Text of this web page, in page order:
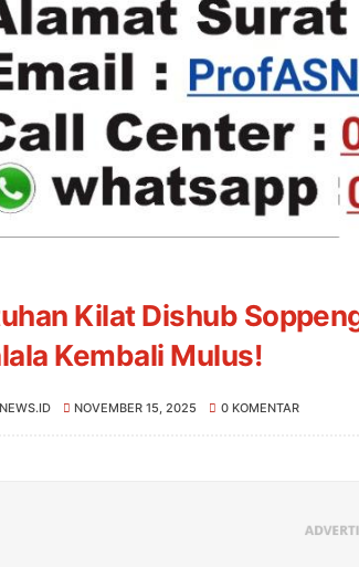
Kilat Dishub
Kembali Mulus!
NOVEMBER 15, 2025 0 KOMENTAR